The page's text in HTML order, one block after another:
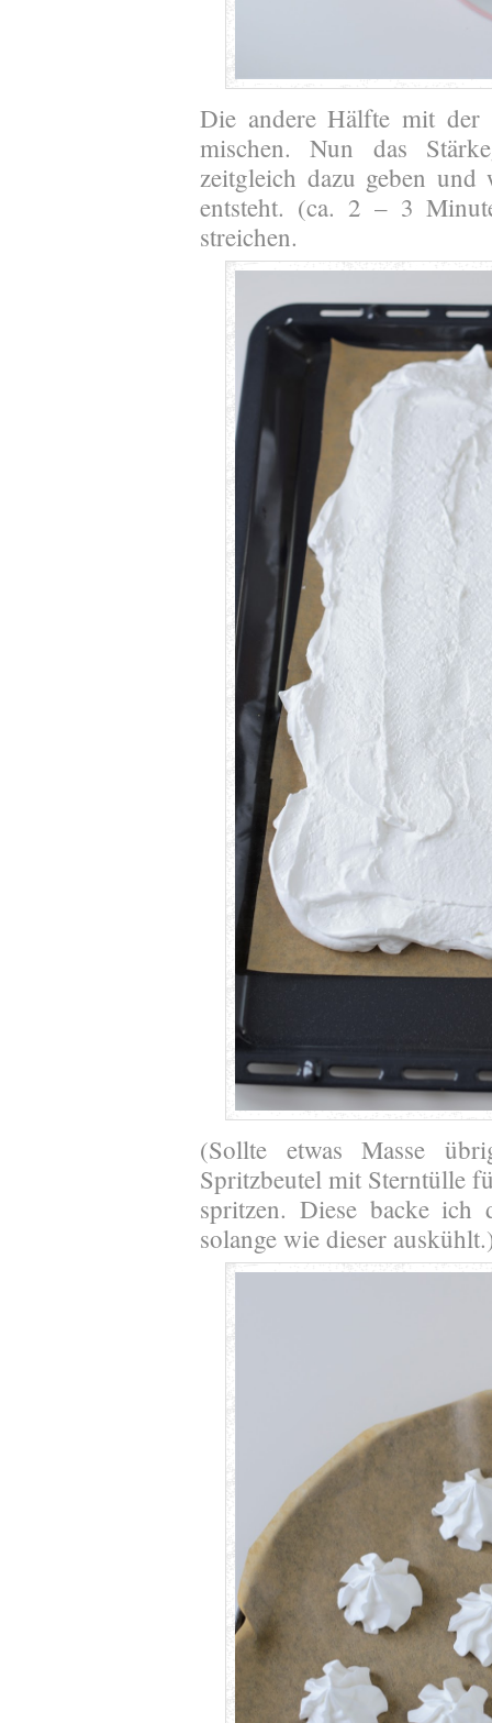
Die andere Hälfte mit der
mischen. Nun das
zeitgleich dazu geben und
entsteht. (ca. 2 – 3
streichen.
(Sollte etwas Masse
Spritzbeutel mit Sterntülle
spritzen. Diese backe
solange wie dieser